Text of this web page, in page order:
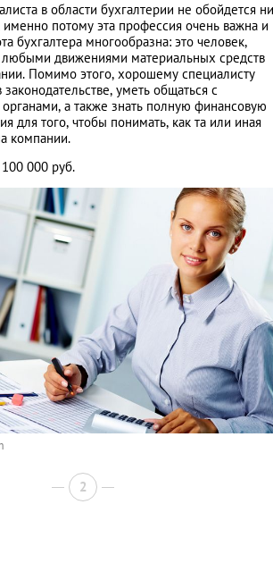
в области бухгалтерии не обойдется ни
потому эта профессия очень важна и
бухгалтера многообразна: это человек,
любыми движениями материальных средств
Помимо этого, хорошему специалисту
законодательстве, уметь общаться с
а также знать полную финансовую
для того, чтобы понимать, как та или иная
компании.
100 000 руб.
2